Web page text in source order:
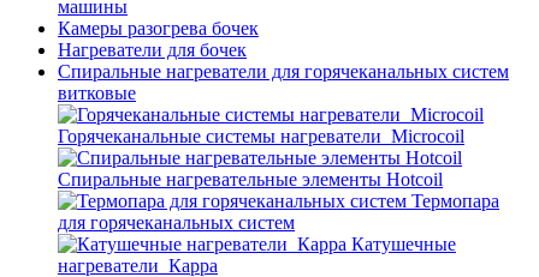
машины
Камеры разогрева бочек
Нагреватели для бочек
Спиральные нагреватели для горячеканальных систем
витковые
Горячеканальные системы нагреватели_Microcoil
Спиральные нагревательные элементы Hotcoil
Термопара
для горячеканальных систем
Катушечные
нагреватели_Карра